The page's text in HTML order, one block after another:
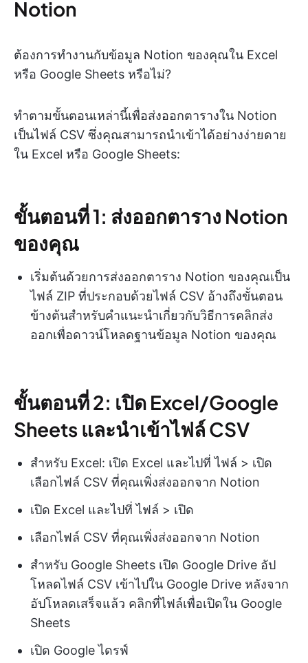
Notion
ต้องการทำงานกับข้อมูล Notion ของคุณใน Excel
หรือ Google Sheets หรือไม่?
ทำตามขั้นตอนเหล่านี้เพื่อส่งออกตารางใน Notion
เป็นไฟล์ CSV ซึ่งคุณสามารถนำเข้าได้อย่างง่ายดาย
ใน Excel หรือ Google Sheets:
ขั้นตอนที่ 1: ส่งออกตาราง Notion
ของคุณ
เริ่มต้นด้วยการส่งออกตาราง Notion ของคุณเป็น
ไฟล์ ZIP ที่ประกอบด้วยไฟล์ CSV อ้างถึงขั้นตอน
ข้างต้นสำหรับคำแนะนำเกี่ยวกับวิธีการคลิกส่ง
ออกเพื่อดาวน์โหลดฐานข้อมูล Notion ของคุณ
ขั้นตอนที่ 2: เปิด Excel/Google
Sheets และนำเข้าไฟล์ CSV
สำหรับ Excel: เปิด Excel และไปที่ ไฟล์ > เปิด
เลือกไฟล์ CSV ที่คุณเพิ่งส่งออกจาก Notion
เปิด Excel และไปที่ ไฟล์ > เปิด
เลือกไฟล์ CSV ที่คุณเพิ่งส่งออกจาก Notion
สำหรับ Google Sheets เปิด Google Drive อัป
โหลดไฟล์ CSV เข้าไปใน Google Drive หลังจาก
อัปโหลดเสร็จแล้ว คลิกที่ไฟล์เพื่อเปิดใน Google
Sheets
เปิด Google ไดรฟ์